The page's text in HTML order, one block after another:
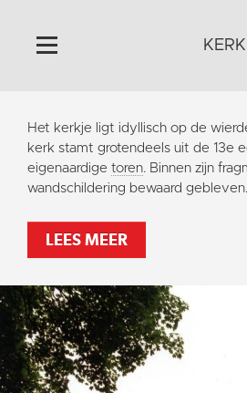
Home
Algemeen
Historie
Activiteiten
Contact
Vaktaal
Het kerkje ligt idyllisch op de
kerk stamt grotendeels uit de 13e
eigenaardige toren. Binnen zijn
wandschildering bewaard gebleven.
LEES MEER